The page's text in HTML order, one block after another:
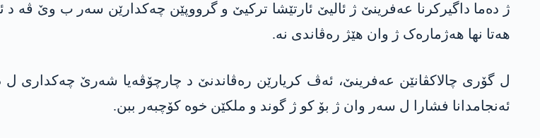
ھەتا نھا ھەژمارەک ژ وان هێژ رەڤاندی نە.
ل گۆری چالاکڤانێن عەفرینێ، ئەڤ کریارێن رەڤاندنێ د چارچۆڤەیا شەرێ چەکداری
ئەنجامدانا فشارا ل سەر وان ژ بۆ کو ژ گوند و ملکێن خوە کۆچبەر ببن.